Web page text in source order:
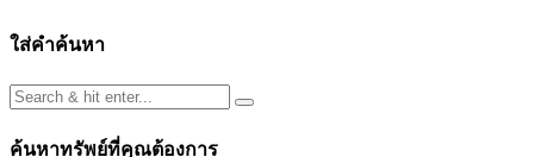
ใส่คำค้นหา
ค้นหาทรัพย์ที่คุณต้องการ